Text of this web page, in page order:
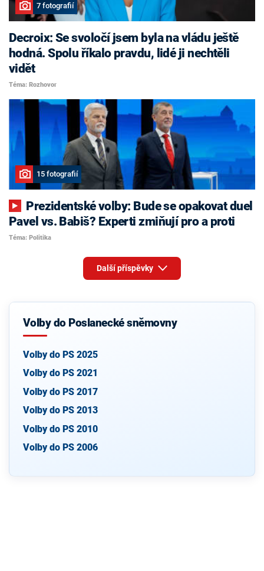
7 fotografií
Decroix: Se svoločí jsem byla na vládu ještě
hodná. Spolu říkalo pravdu, lidé ji nechtěli
vidět
Téma: Rozhovor
15 fotografií
Pavel vs. Babiš? Experti zmiňují pro a proti
Téma: Politika
Další příspěvky
Volby do Poslanecké sněmovny
Volby do PS 2025
Volby do PS 2021
Volby do PS 2017
Volby do PS 2013
Volby do PS 2010
Volby do PS 2006